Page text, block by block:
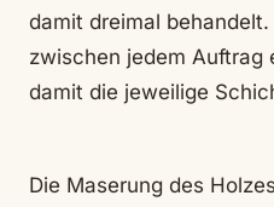
damit dreimal
zwischen jedem Auftrag
damit die jeweilige
Die Maserung des